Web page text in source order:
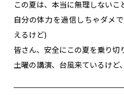
この夏は、本当に無理しないこ
自分の体力を過信しちゃダメ
えるけど)
皆さん、安全にこの夏を乗り切
土曜の講演、台風来ているけど